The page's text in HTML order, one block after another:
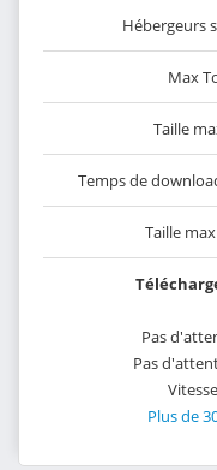
Hébergeurs
Max
Taille
Temps de
Taille
Pas
Pas
Plus de